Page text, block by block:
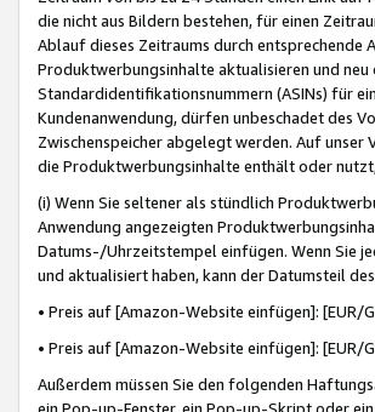
die nicht aus Bildern bestehen, für einen
Ablauf dieses Zeitraums durch entsprechende
Produktwerbungsinhalte aktualisieren und
Standardidentifikationsnummern (ASINs) für
Kundenanwendung, dürfen unbeschadet des
Zwischenspeicher abgelegt werden. Auf
die Produktwerbungsinhalte enthält oder
(i) Wenn Sie seltener als stündlich
Anwendung angezeigten
Datums-/Uhrzeitstempel einfügen. Wenn Sie
und aktualisiert haben, kann der Datumsteil
• Preis auf [Amazon-Website einfügen]:
• Preis auf [Amazon-Website einfügen]:
Außerdem müssen Sie den folgenden
ein Pop-up-Fenster, ein Pop-up-Skript oder